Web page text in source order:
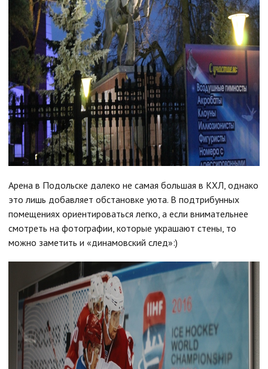
Арена в Подольске далеко не самая большая в КХЛ, однако
это лишь добавляет обстановке уюта. В подтрибунных
помещениях ориентироваться легко, а если внимательнее
смотреть на фотографии, которые украшают стены, то
можно заметить и «динамовский след»:)